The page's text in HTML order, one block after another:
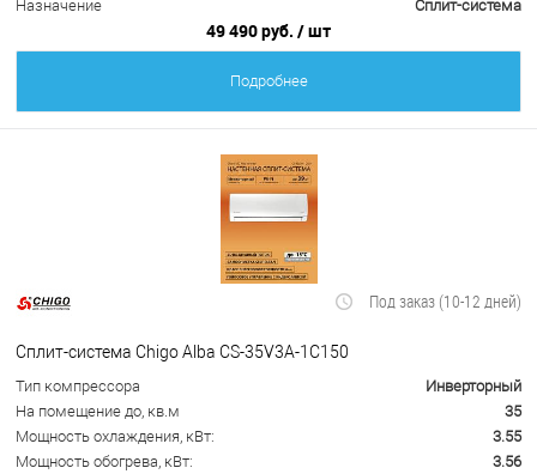
Назначение
Сплит-система
49 490 руб. / шт
Подробнее
Под заказ (10-12 дней)
Сплит-система Chigo Alba CS-35V3A-1C150
Тип компрессора
Инверторный
На помещение до, кв.м
35
Мощность охлаждения, кВт:
3.55
Мощность обогрева, кВт:
3.56